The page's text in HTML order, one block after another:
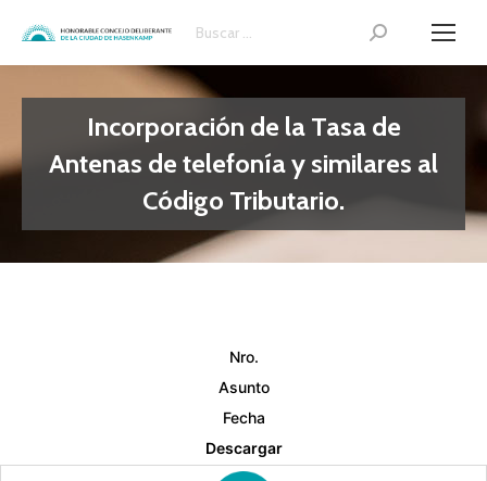
Search:
Incorporación de la Tasa de
Antenas de telefonía y similares al
Código Tributario.
Nro.
Asunto
Fecha
Descargar